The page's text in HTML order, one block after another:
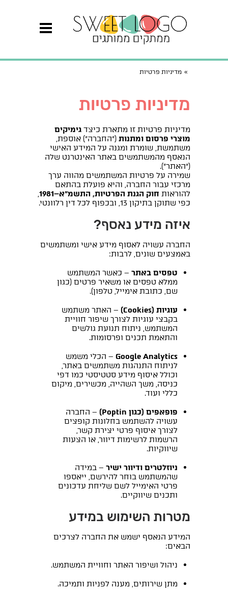
» מדיניות פרטיות
מדיניות פרטיות
מדיניות פרטיות זו מתארת כיצד גימיקים
מוצרי פרסום ומתנות ("החברה") אוספת,
משתמשת, שומרת ומגנה על המידע האישי
הנאסף מהמשתמשים באתר האינטרנט שלה
("האתר").
שמירה על פרטיות המשתמשים מהווה ערך
מרכזי עבור החברה, והיא פועלת בהתאם
להוראות חוק הגנת הפרטיות, התשמ"א–1981
,
כפי שתוקן בתיקון 13, ובכפוף לכל דין רלוונטי.
איזה מידע נאסף?
החברה עשויה לאסוף מידע אישי ומשתמשים
באמצעים שונים, לרבות:
טפסים באתר – כאשר המשתמש
ממלא טפסים או משאיר פרטים (כגון
שם, כתובת אימייל, טלפון).
עוגיות (Cookies)
– האתר משתמש
בקבצי עוגיות לצורך שיפור חוויית
המשתמש, ניתוח תנועת גולשים
והתאמת תכנים ופרסומות.
Google Analytics – הכלי משמש
לניתוח התנהגות משתמשים באתר,
וכולל איסוף מידע סטטיסטי כמו דפי
כניסה, משך השהייה, מכשירים, מיקום
כללי ועוד.
פופאפים (כגון Poptin)
– החברה
עשויה להשתמש בחלונות קופצים
לצורך איסוף פרטי יצירת קשר,
הרשמות לרשימות דיוור, או הצעות
שיווקיות.
ניוזלטרים ודיוור ישיר – במידה
שהמשתמש בוחר להירשם, ייאספו
פרטי האימייל לשם שליחת עדכונים
ותכנים שיווקיים.
מטרות השימוש במידע
המידע הנאסף ישמש את החברה לצרכים
הבאים:
ניהול ושיפור האתר וחוויית המשתמש.
מתן שירותים, מענה לפניות ותמיכה.